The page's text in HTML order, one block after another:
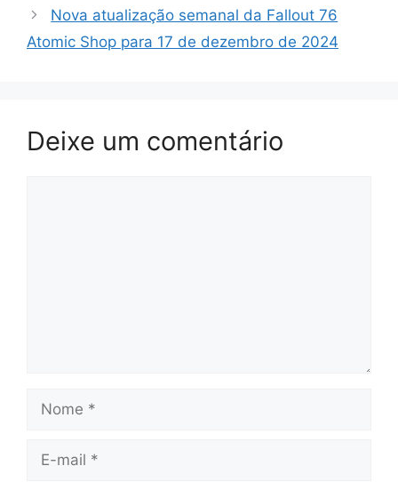
Nova atualização semanal da Fallout 76
Atomic Shop para 17 de dezembro de 2024
Deixe um comentário
Nome